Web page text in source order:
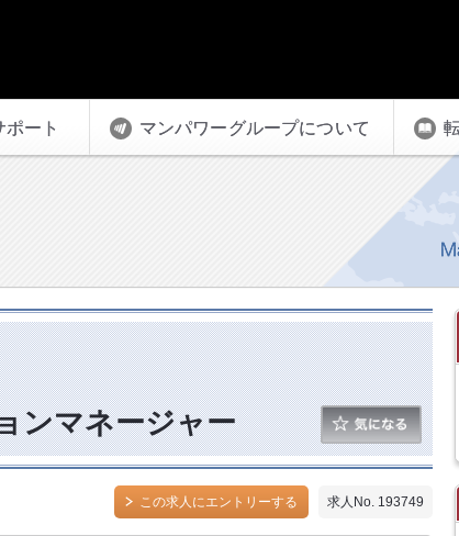
ート マンパワーグループについて
ンマネージャー
この求人にエントリーする 求人No. 193749